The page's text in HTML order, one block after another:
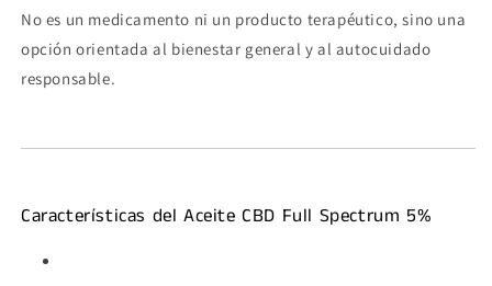
No es un medicamento ni un producto terapéutico, sino una
opción orientada al bienestar general y al autocuidado
responsable.
Características del Aceite CBD Full Spectrum 5%